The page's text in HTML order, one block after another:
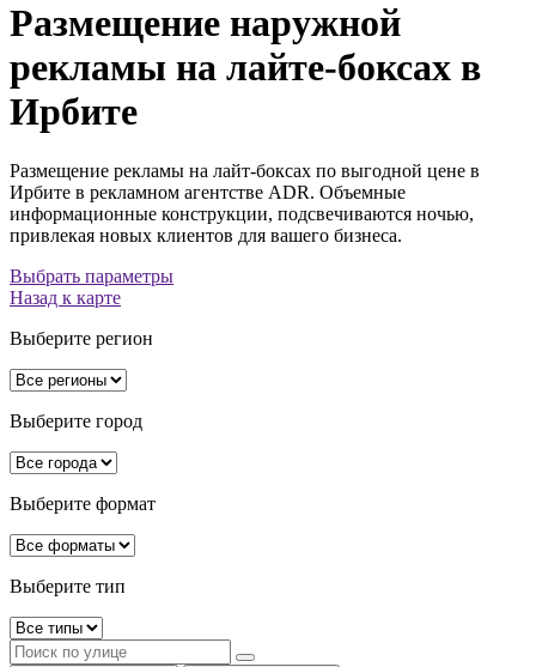
Размещение наружной
рекламы на лайте-боксах в
Ирбите
Размещение рекламы на лайт-боксах по выгодной цене в
Ирбите в рекламном агентстве ADR. Объемные
информационные конструкции, подсвечиваются ночью,
привлекая новых клиентов для вашего бизнеса.
Выбрать параметры
Назад к карте
Выберите регион
Выберите город
Выберите формат
Выберите тип